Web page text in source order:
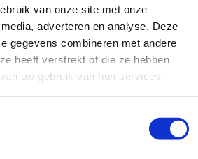
van onze site met onze
adverteren en analyse. Deze
gegevens combineren met andere
heeft verstrekt of die ze hebben
uw gebruik van hun services.
kun je je community bedienen.
gericht op het aanbieden van
platform voor je community
voor jou een ideale oplossing
Maar in sommige gevallen kan
hebben wij de voor- en